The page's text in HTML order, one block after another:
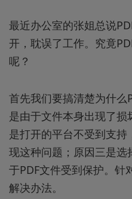
最近办公室的张姐总说
开，耽误了工作。究竟
呢？
首先我们要搞清楚为什么
是由于文件本身出现了
是打开的平台不受到支持
现这种问题；原因三是选
于PDF文件受到保护。针
解决办法。